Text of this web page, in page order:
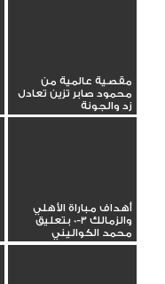
مقصية عالمية من
محمود صابر تزين تعادل
زد والجونة
أهداف مباراة الأهلي
والزمالك 3-0 بتعليق
محمد الكواليني